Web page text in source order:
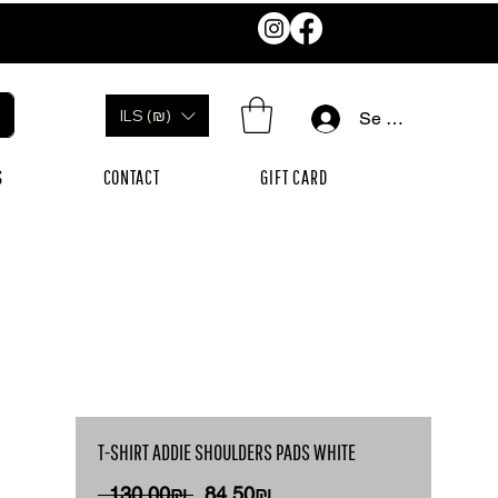
ILS (₪) Se connecter
CONTACT GIFT CARD
T-SHIRT ADDIE SHOULDERS PADS WHITE